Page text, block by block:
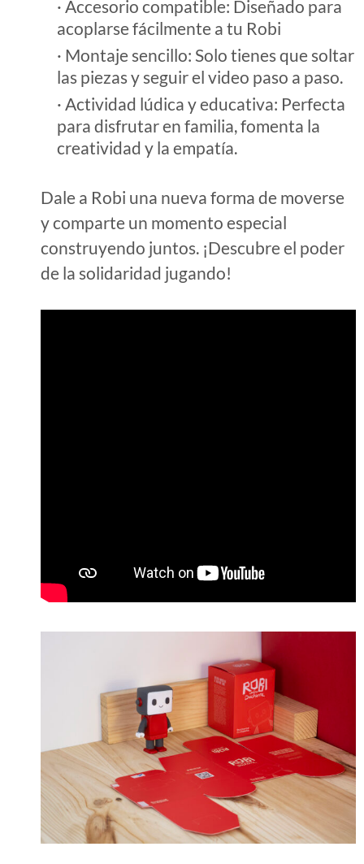
· Accesorio compatible: Diseñado para
acoplarse fácilmente a tu Robi
· Montaje sencillo: Solo tienes que soltar
las piezas y seguir el video paso a paso.
· Actividad lúdica y educativa: Perfecta
para disfrutar en familia, fomenta la
creatividad y la empatía.
Dale a Robi una nueva forma de moverse
y comparte un momento especial
construyendo juntos. ¡Descubre el poder
de la solidaridad jugando!